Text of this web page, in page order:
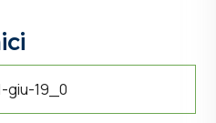
giu-19_0